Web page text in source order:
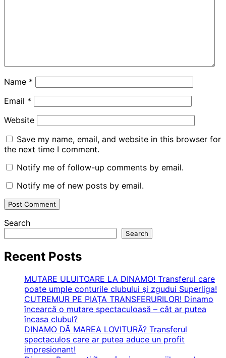
Name *
Email *
Website
Save my name, email, and website in this browser for
the next time I comment.
Notify me of follow-up comments by email.
Notify me of new posts by email.
Search
Search
Recent Posts
MUTARE ULUITOARE LA DINAMO! Transferul care
poate umple conturile clubului și zgudui Superliga!
CUTREMUR PE PIAȚA TRANSFERURILOR! Dinamo
încearcă o mutare spectaculoasă – cât ar putea
încasa clubul?
DINAMO DĂ MAREA LOVITURĂ? Transferul
spectaculos care ar putea aduce un profit
impresionant!